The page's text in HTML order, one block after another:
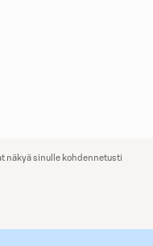
näkyä sinulle kohdennetusti